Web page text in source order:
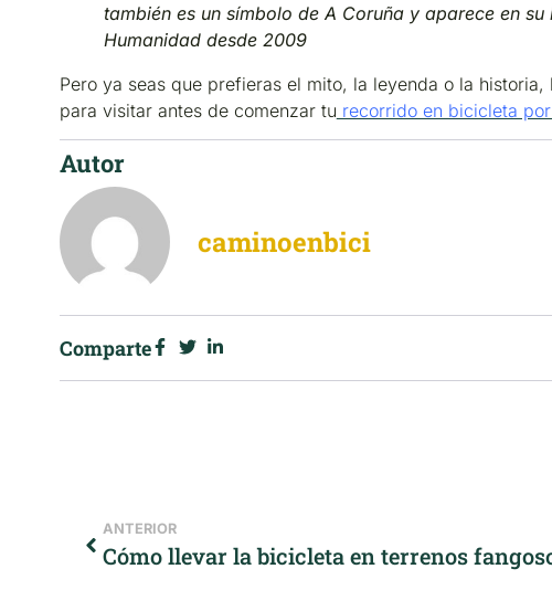
también es un símbolo de A Coruña y aparece en
Humanidad desde 2009
Pero ya seas que prefieras el mito, la leyenda o la
para visitar antes de comenzar tu recorrido en bicicleta
Autor
caminoenbici
Comparte
ANTERIOR
Cómo llevar la bicicleta en terrenos